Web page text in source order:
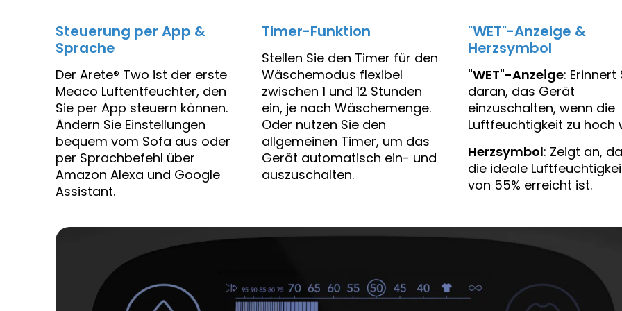
Steuerung per App &
Sprache
Der Arete® Two ist der erste
Meaco Luftentfeuchter, den
Sie per App steuern können.
Ändern Sie Einstellungen
bequem vom Sofa aus oder
per Sprachbefehl über
Amazon Alexa und Google
Assistant.
Timer-Funktion
Stellen Sie den Timer für den
Wäschemodus flexibel
zwischen 1 und 12 Stunden
ein, je nach Wäschemenge.
Oder nutzen Sie den
allgemeinen Timer, um das
Gerät automatisch ein- und
auszuschalten.
"WET"-Anzeige &
Herzsymbol
"WET"-Anzeige: Erinnert
daran, das Gerät
einzuschalten, wenn die
Luftfeuchtigkeit zu hoch
Herzsymbol: Zeigt an,
die ideale
von 55% erreicht ist.